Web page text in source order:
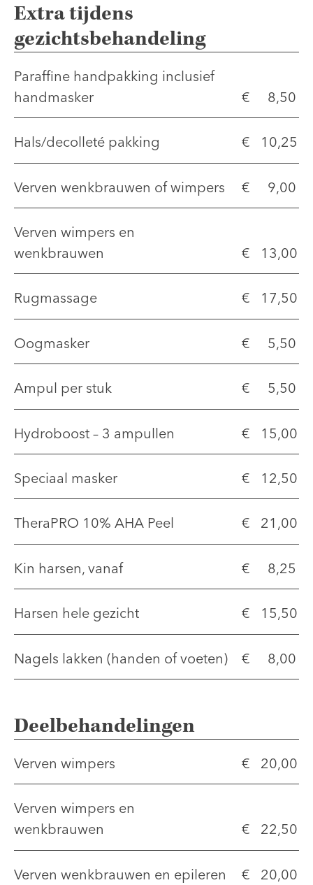
Extra tijdens
gezichtsbehandeling
Paraffine handpakking inclusief
handmasker
€ 8,50
Hals/decolleté pakking € 10,25
Verven wenkbrauwen of wimpers € 9,00
Verven wimpers en
wenkbrauwen
€ 13,00
Rugmassage € 17,50
Oogmasker € 5,50
Ampul per stuk € 5,50
Hydroboost – 3 ampullen € 15,00
Speciaal masker € 12,50
TheraPRO 10% AHA Peel € 21,00
Kin harsen, vanaf € 8,25
Harsen hele gezicht € 15,50
Nagels lakken (handen of voeten) € 8,00
Deelbehandelingen
Verven wimpers € 20,00
Verven wimpers en
wenkbrauwen
€ 22,50
Verven wenkbrauwen en epileren € 20,00